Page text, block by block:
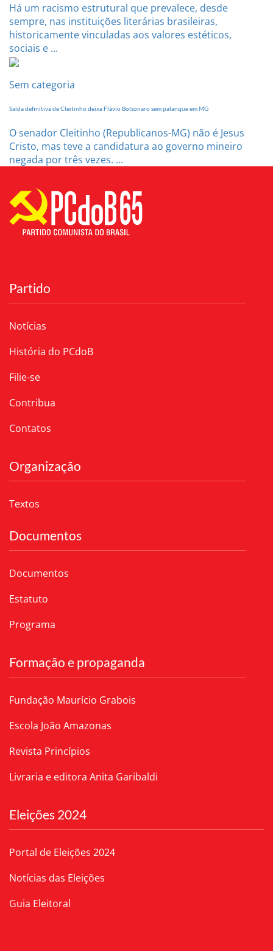
Há um racismo estrutural que prevalece, desde
sempre, nas instituições literárias brasileiras,
historicamente vinculadas aos valores estéticos,
sociais e ...
Sem categoria
Saída definitiva de Cleitinho deixa Flávio Bolsonaro sem palanque em MG
O senador Cleitinho (Republicanos-MG) não é Jesus
Cristo, mas teve a candidatura ao governo mineiro
negada por três vezes. ...
Partido
Notícias
História do PCdoB
Filie-se
Contribua
Contatos
Organização
Textos
Documentos
Documentos
Estatuto
Programa
Formação e propaganda
Fundação Maurício Grabois
Escola João Amazonas
Revista Princípios
Livraria e editora Anita Garibaldi
Eleições 2024
Portal de Eleições 2024
Notícias das Eleições
Guia Eleitoral